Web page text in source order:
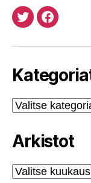
Twitteristä
Kategoriat
Arkistot
Arkistot